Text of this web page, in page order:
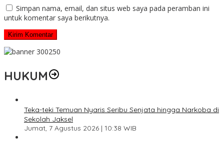
Simpan nama, email, dan situs web saya pada peramban ini
untuk komentar saya berikutnya.
HUKUM
Teka-teki Temuan Nyaris Seribu Senjata hingga Narkoba di
Sekolah Jaksel
Jumat, 7 Agustus 2026 | 10:38 WIB